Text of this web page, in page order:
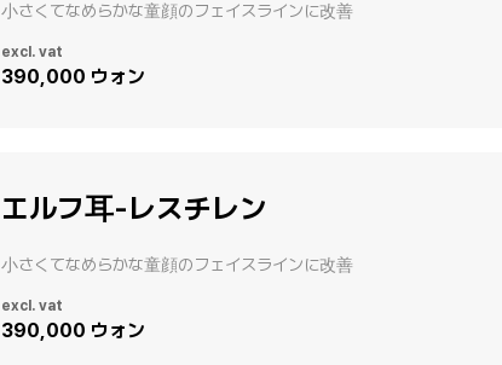
小さくてなめらかな童顔のフェイスラインに改善
excl. vat
390,000 ウォン
エルフ耳-レスチレン
小さくてなめらかな童顔のフェイスラインに改善
excl. vat
390,000 ウォン